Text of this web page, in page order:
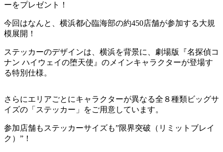
ーをプレゼント！
今回はなんと、横浜都心臨海部の約450店舗が参加する大規
模展開！
ステッカーのデザインは、横浜を背景に、劇場版『名探偵コ
ナン ハイウェイの堕天使』のメインキャラクターが登場す
る特別仕様。
さらにエリアごとにキャラクターが異なる全８種類ビッグサ
イズの「ステッカー」をご用意しています。
参加店舗もステッカーサイズも”限界突破（リミットブレイ
ク）”！